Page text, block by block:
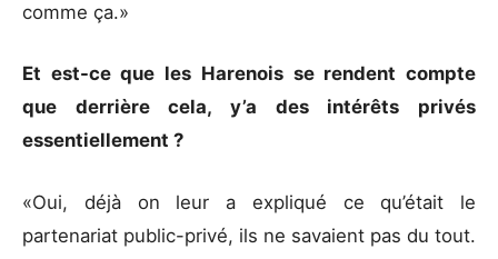
comme ça.»
Et est-ce que les Harenois se rendent compte
que derrière cela, y’a des intérêts privés
essentiellement ?
«Oui, déjà on leur a expliqué ce qu’était le
partenariat public-privé, ils ne savaient pas du tout.